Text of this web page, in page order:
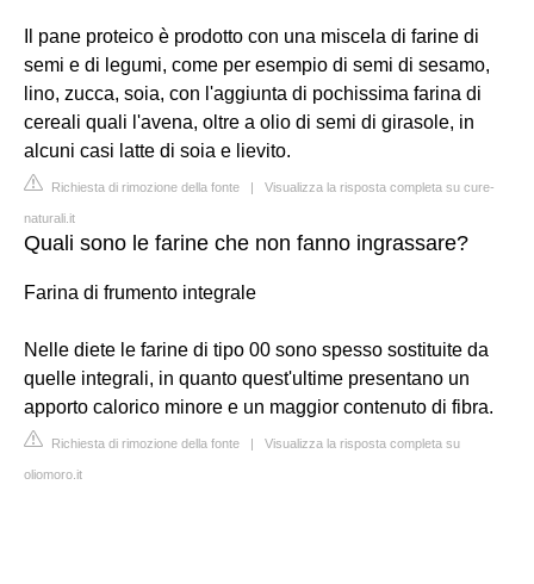
Il pane proteico è prodotto con una miscela di farine di
semi e di legumi, come per esempio di semi di sesamo,
lino, zucca, soia, con l'aggiunta di pochissima farina di
cereali quali l'avena, oltre a olio di semi di girasole, in
alcuni casi latte di soia e lievito.
Richiesta di rimozione della fonte | Visualizza la risposta completa su cure-
naturali.it
Quali sono le farine che non fanno ingrassare?
Farina di frumento integrale
Nelle diete le farine di tipo 00 sono spesso sostituite da
quelle integrali, in quanto quest'ultime presentano un
apporto calorico minore e un maggior contenuto di fibra.
Richiesta di rimozione della fonte | Visualizza la risposta completa su
oliomoro.it